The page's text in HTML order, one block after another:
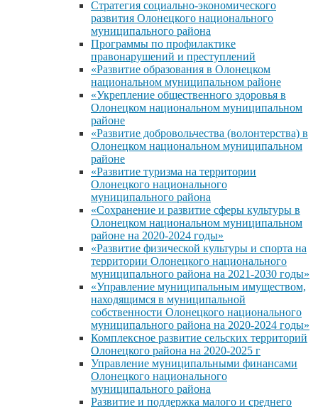
Стратегия социально-экономического
развития Олонецкого национального
муниципального района
Программы по профилактике
правонарушений и преступлений
«Развитие образования в Олонецком
национальном муниципальном районе
«Укрепление общественного здоровья в
Олонецком национальном муниципальном
районе
«Развитие добровольчества (волонтерства) в
Олонецком национальном муниципальном
районе
«Развитие туризма на территории
Олонецкого национального
муниципального района
«Сохранение и развитие сферы культуры в
Олонецком национальном муниципальном
районе на 2020-2024 годы»
«Развитие физической культуры и спорта на
территории Олонецкого национального
муниципального района на 2021-2030 годы»
«Управление муниципальным имуществом,
находящимся в муниципальной
собственности Олонецкого национального
муниципального района на 2020-2024 годы»
Комплексное развитие сельских территорий
Олонецкого района на 2020-2025 г
Управление муниципальными финансами
Олонецкого национального
муниципального района
Развитие и поддержка малого и среднего